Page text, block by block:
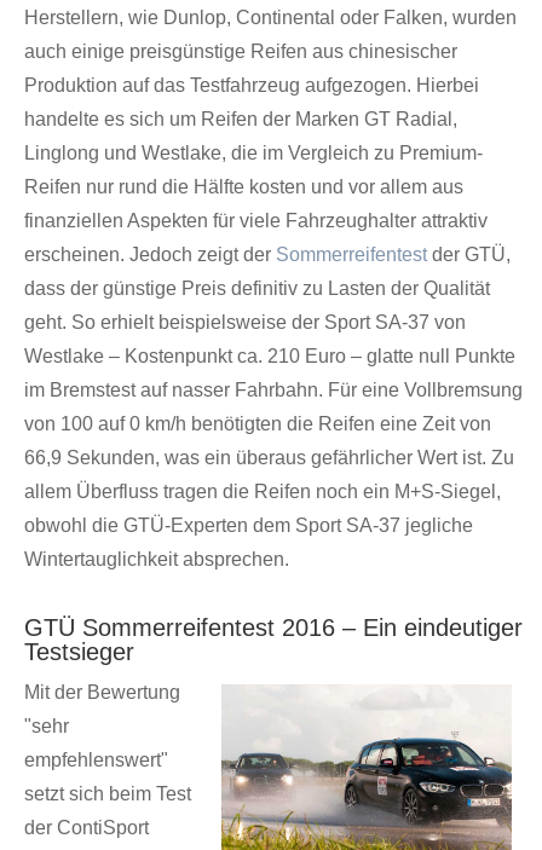
Herstellern, wie Dunlop, Continental oder Falken, wurden
auch einige preisgünstige Reifen aus chinesischer
Produktion auf das Testfahrzeug aufgezogen. Hierbei
handelte es sich um Reifen der Marken GT Radial,
Linglong und Westlake, die im Vergleich zu Premium-
Reifen nur rund die Hälfte kosten und vor allem aus
finanziellen Aspekten für viele Fahrzeughalter attraktiv
erscheinen. Jedoch zeigt der Sommerreifentestder GTÜ,
dass der günstige Preis definitiv zu Lasten der Qualität
geht. So erhielt beispielsweise der Sport SA-37 von
Westlake – Kostenpunkt ca. 210 Euro – glatte null Punkte
im Bremstest auf nasser Fahrbahn. Für eine Vollbremsung
von 100 auf 0 km/h benötigten die Reifen eine Zeit von
66,9 Sekunden, was ein überaus gefährlicher Wert ist. Zu
allem Überfluss tragen die Reifen noch ein M+S-Siegel,
obwohl die GTÜ-Experten dem Sport SA-37 jegliche
Wintertauglichkeit absprechen.
GTÜ Sommerreifentest 2016 – Ein eindeutiger
Testsieger
Mit der Bewertung
"sehr
empfehlenswert"
setzt sich beim Test
der ContiSport